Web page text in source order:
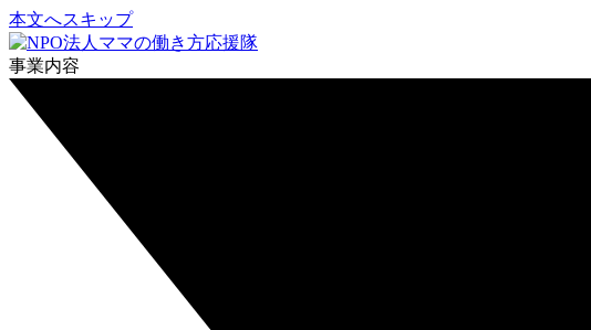
本文へスキップ
事業内容